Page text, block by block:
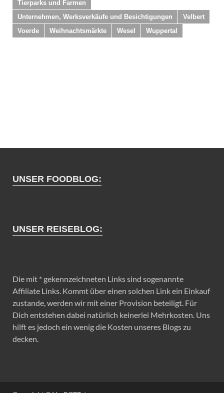
Tierparks und Farmen
Unternehmen, Werksverkäufe und Besichtigungen
Velbert
Voerde
Weihnachtsmärkte Wesel Wuppertal
UNSER FOODBLOG:
UNSER REISEBLOG:
Die mit * gekennzeichneten Links sind sogenannte
Affiliate Links. Kommt über einen solchen Link ein Einkauf
zustande, werden wir mit einer Provision beteiligt. Für
Dich entstehen dabei natürlich keinerlei Mehrkosten. Uns
hilft es jedoch ein wenig die Kosten unseres Blogs zu
decken.